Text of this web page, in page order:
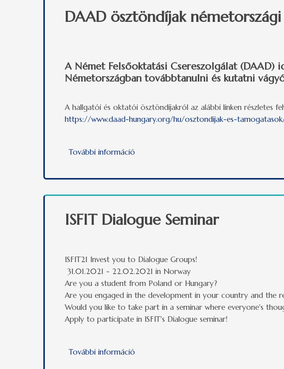
DAAD ösztöndíjak
A Német Felsőoktatási Csereszolgálat
Németországban továbbtanulni és kutatni
A hallgatói és oktatói ösztöndíjakról az alábbi linken részletes
https://www.daad-hungary.org/hu/osztondijak-es-
További információ
ISFIT Dialogue Seminar
ISFIT21 Invest you to Dialogue Groups!
31.01.2021 - 22.02.2021 in Norway
Are you a student from Poland or Hungary?
Are you engaged in the development in your country and the
Would you like to take part in a seminar where everyone's
Apply to participate in ISFIT's Dialogue seminar!
További információ